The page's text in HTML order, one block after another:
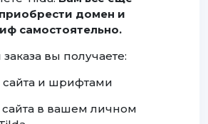
домен и
самостоятельно.
вы получаете:
сайта и шрифтами
сайта в вашем личном